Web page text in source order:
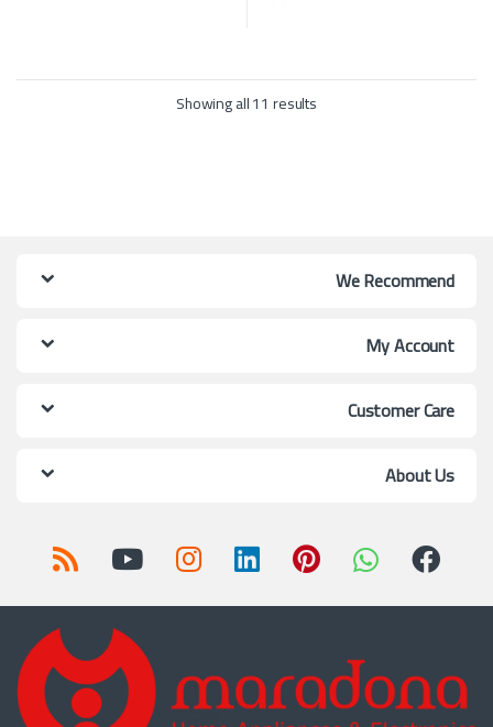
Showing all 11 results
We Recommend
My Account
Customer Care
About Us